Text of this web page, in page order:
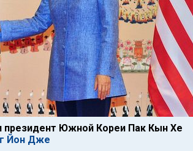
Южной Кореи Пак Кын Хе
Йон Дже